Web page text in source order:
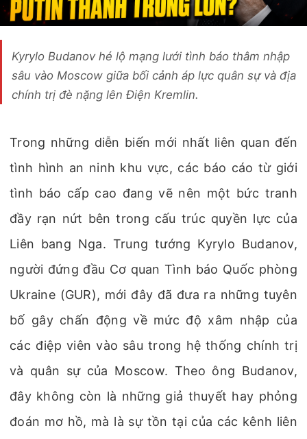
Kyrylo Budanov hé lộ mạng lưới tình báo thâm nhập
sâu vào Moscow giữa bối cảnh áp lực quân sự và địa
chính trị đè nặng lên Điện Kremlin.
Trong những diễn biến mới nhất liên quan đến
tình hình an ninh khu vực, các báo cáo từ giới
tình báo cấp cao đang vẽ nên một bức tranh
đầy rạn nứt bên trong cấu trúc quyền lực của
Liên bang Nga. Trung tướng Kyrylo Budanov,
người đứng đầu Cơ quan Tình báo Quốc phòng
Ukraine (GUR), mới đây đã đưa ra những tuyên
bố gây chấn động về mức độ xâm nhập của
các điệp viên vào sâu trong hệ thống chính trị
và quân sự của Moscow. Theo ông Budanov,
đây không còn là những giả thuyết hay phỏng
đoán mơ hồ, mà là sự tồn tại của các kênh liên